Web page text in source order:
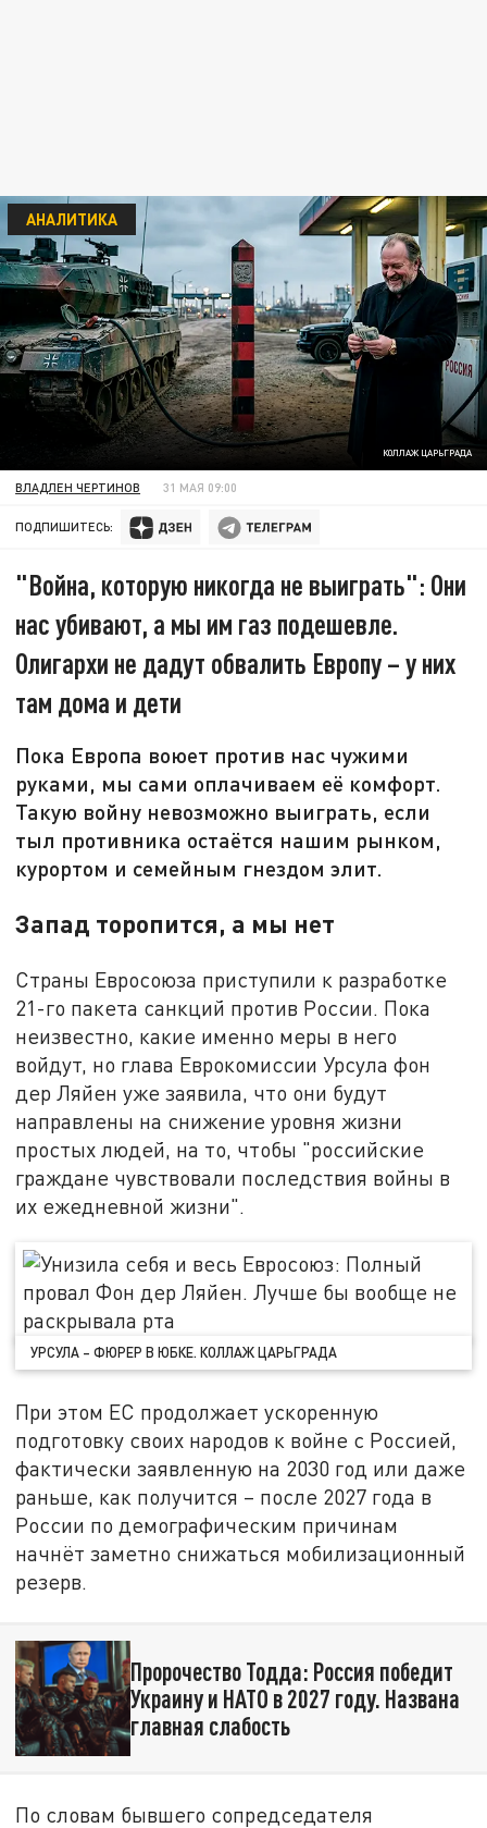
КОЛЛАЖ ЦАРЬГРАДА
АНАЛИТИКА
ВЛАДЛЕН ЧЕРТИНОВ 31 МАЯ 09:00
ПОДПИШИТЕСЬ:
"Война, которую никогда не выиграть": Они
нас убивают, а мы им газ подешевле.
Олигархи не дадут обвалить Европу – у них
там дома и дети
Пока Европа воюет против нас чужими
руками, мы сами оплачиваем её комфорт.
Такую войну невозможно выиграть, если
тыл противника остаётся нашим рынком,
курортом и семейным гнездом элит.
Запад торопится, а мы нет
Страны Евросоюза приступили к разработке
21-го пакета санкций против России. Пока
неизвестно, какие именно меры в него
войдут, но глава Еврокомиссии Урсула фон
дер Ляйен уже заявила, что они будут
направлены на снижение уровня жизни
простых людей, на то, чтобы "российские
граждане чувствовали последствия войны в
их ежедневной жизни".
УРСУЛА – ФЮРЕР В ЮБКЕ. КОЛЛАЖ ЦАРЬГРАДА
При этом ЕС продолжает ускоренную
подготовку своих народов к войне с Россией,
фактически заявленную на 2030 год или даже
раньше, как получится – после 2027 года в
России по демографическим причинам
начнёт заметно снижаться мобилизационный
резерв.
Пророчество Тодда: Россия победит
Украину и НАТО в 2027 году. Названа
главная слабость
По словам бывшего сопредседателя